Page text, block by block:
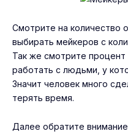
Смотрите на количество
выбирать мейкеров с
Так же смотрите
работать с людьми, у
Значит человек много
терять время.
Далее обратите